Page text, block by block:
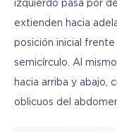
izquierdo pasa por
extienden hacia
posición inicial frente
semicírculo. Al
hacia arriba y abajo,
oblicuos del